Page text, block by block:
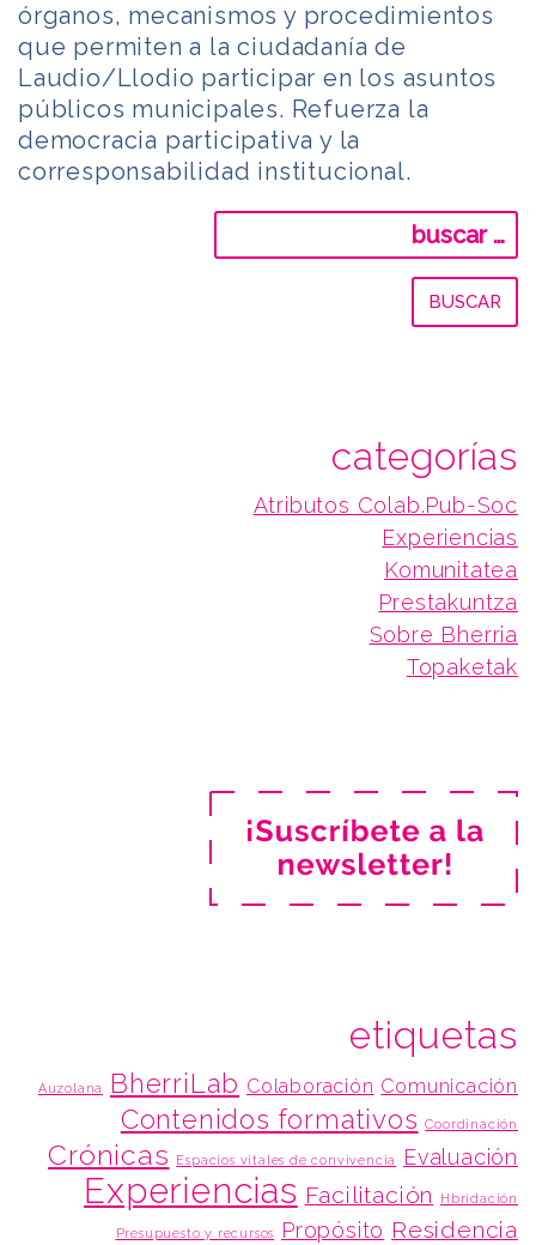
órganos, mecanismos y procedimientos
que permiten a la ciudadanía de
Laudio/Llodio participar en los asuntos
públicos municipales. Refuerza la
democracia participativa y la
corresponsabilidad institucional.
categorías
Atributos Colab.Pub-Soc
Experiencias
Komunitatea
Prestakuntza
Sobre Bherria
Topaketak
etiquetas
Auzolana BherriLab Colaboración Comunicación
Contenidos formativos Coordinación
Crónicas Espacios vitales de convivencia Evaluación
Experiencias Facilitación Hbridación
Presupuesto y recursos Propósito Residencia